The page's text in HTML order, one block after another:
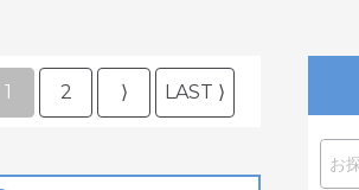
1 2 ⟩ LAST ⟩